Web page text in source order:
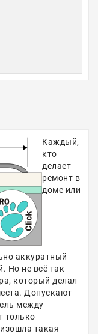
Каждый,
кто
делает
ремонт в
доме или
аккуратный
Но не всё так
который делал
Допускают
между
только
такая